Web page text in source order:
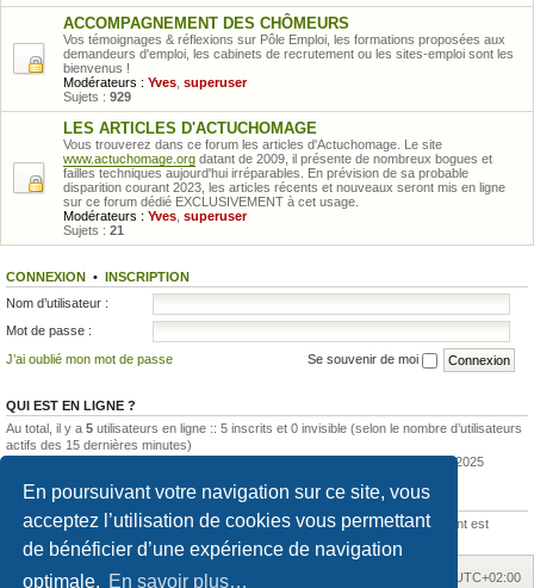
En poursuivant votre navigation sur ce site, vous
acceptez l’utilisation de cookies vous permettant
de bénéficier d’une expérience de navigation
optimale. En savoir plus…
ACCOMPAGNEMENT DES CHÔMEURS
Vos témoignages & réflexions sur Pôle Emploi, les formations proposées aux
demandeurs d'emploi, les cabinets de recrutement ou les sites-emploi sont les
bienvenus !
Modérateurs : Yves superuser
Sujets : 929
LES ARTICLES D'ACTUCHOMAGE
Vous trouverez dans ce forum les articles d'Actuchomage. Le site
www.actuchomage.org datant de 2009, il présente de nombreux bogues et
failles techniques aujourd'hui irréparables. En prévision de sa probable
disparition courant 2023, les articles récents et nouveaux seront mis en ligne
sur ce forum dédié EXCLUSIVEMENT à cet usage.
Modérateurs : Yves superuser
Sujets : 21
CONNEXION • INSCRIPTION
Nom d’utilisateur :
Mot de passe :
J’ai oublié mon mot de passe
Se souvenir de moi
QUI EST EN LIGNE ?
Au total, il y a 5 utilisateurs en ligne :: 5 inscrits et 0 invisible (selon le nombre d’utilisateurs
actifs des 15 dernières minutes)
le 13 mai 2025
STATISTIQUES
205043messages • 15420sujets •792membres • Notre membre le plus récent est
Soleil1980
Accueil Accueil du forum UTC+02:00